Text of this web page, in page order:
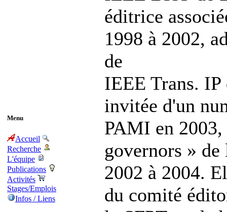
Menu
Accueil
Recherche
L'équipe
Publications
Activités
Stages/Emplois
Infos / Liens
éditrice
1998 à 2002,
de
IEEE Trans.
invitée d'un
PAMI en
governors »
2002 à 2004.
du comité